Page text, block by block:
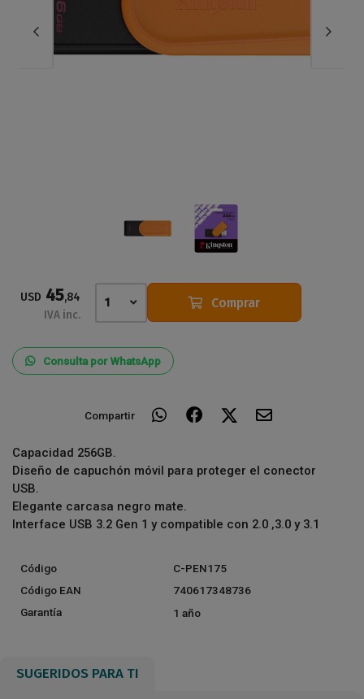
USD 45,84
IVA inc.
1 Comprar
Consulta por WhatsApp
Compartir
Capacidad 256GB.
Diseño de capuchón móvil para proteger el conector
USB.
Elegante carcasa negro mate.
Interface USB 3.2 Gen 1 y compatible con 2.0 ,3.0 y 3.1
Código
C-PEN175
Código EAN
740617348736
Garantía
1 año
SUGERIDOS PARA TI